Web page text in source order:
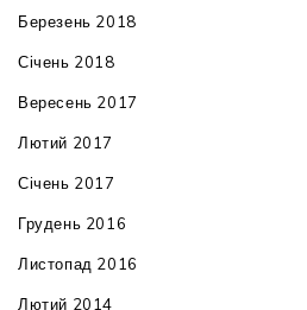
Березень 2018
Січень 2018
Вересень 2017
Лютий 2017
Січень 2017
Грудень 2016
Листопад 2016
Лютий 2014